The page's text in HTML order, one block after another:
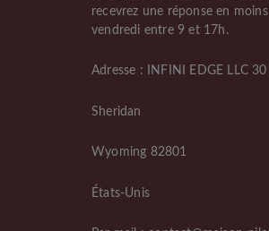
recevrez une réponse en
vendredi entre 9 et 17h.
Adresse : INFINI EDGE LLC
Sheridan
Wyoming 82801
États-Unis